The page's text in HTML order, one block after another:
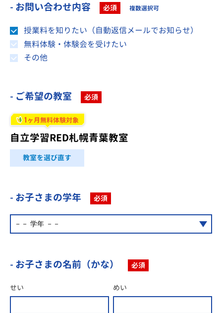
- お問い合わせ内容 必須 複数選択可
授業料を知りたい（自動返信メールでお知らせ）
無料体験・体験会を受けたい
その他
- ご希望の教室 必須
1ヶ月無料体験対象
自立学習RED札幌青葉教室
教室を選び直す
- お子さまの学年 必須
- お子さまの名前（かな） 必須
せい めい